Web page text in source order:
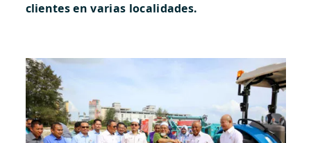
clientes en varias localidades.